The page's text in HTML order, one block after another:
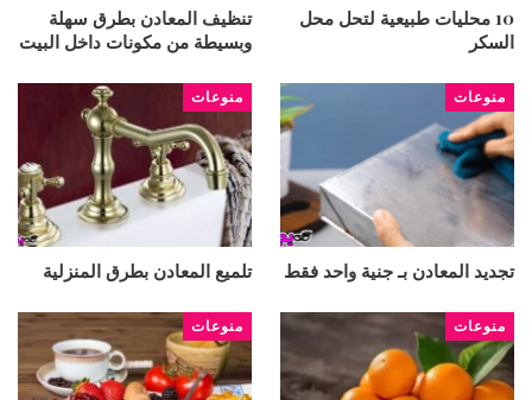
10 محليات طبيعية لتحل محل
السكر
تنظيف المعادن بطرق سهلة
وبسيطة من مكونات داخل البيت
منوعات
تجديد المعادن بـ جنية واحد فقط
منوعات
تلميع المعادن بطرق المنزلية
منوعات منوعات